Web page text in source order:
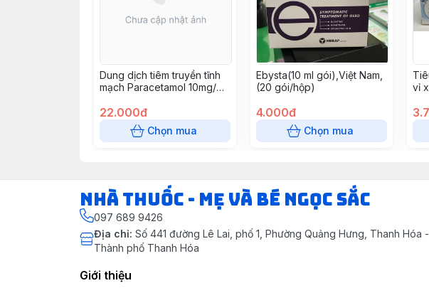
Dung dịch tiêm truyền tĩnh
mạch Paracetamol 10mg/ml
22.000đ
Chọn mua
Ebysta(10 ml gói),Việt Nam,
(20 gói/hộp)
4.000đ
Chọn mua
vỉ
Nhà Thuốc - Mẹ và Bé Ngọc Sắc
097 689 9426
Địa chỉ: Số 441 đường Lê Lai, phố 1, Phường Quảng Hưng, Thanh Hóa -
Thành phố Thanh Hóa
Giới thiệu